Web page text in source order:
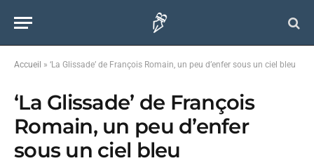
Accueil » ‘La Glissade’ de François Romain, un peu d’enfer sous un ciel bleu
‘La Glissade’ de François
Romain, un peu d’enfer
sous un ciel bleu